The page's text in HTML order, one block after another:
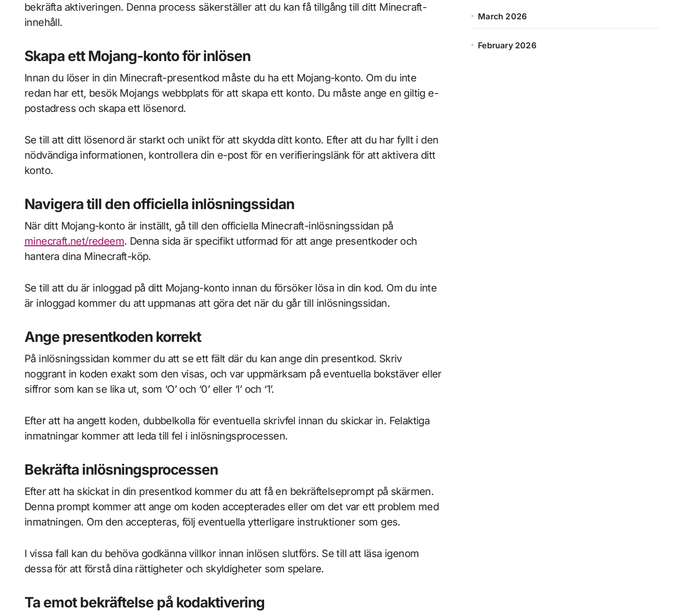
bekräfta aktiveringen. Denna process säkerställer att du kan få tillgång till ditt Minecraft-
innehåll.
Skapa ett Mojang-konto för inlösen
Innan du löser in din Minecraft-presentkod måste du ha ett Mojang-konto. Om du inte
redan har ett, besök Mojangs webbplats för att skapa ett konto. Du måste ange en giltig e-
postadress och skapa ett lösenord.
Se till att ditt lösenord är starkt och unikt för att skydda ditt konto. Efter att du har fyllt i den
nödvändiga informationen, kontrollera din e-post för en verifieringslänk för att aktivera ditt
konto.
Navigera till den officiella inlösningssidan
När ditt Mojang-konto är inställt, gå till den officiella Minecraft-inlösningssidan på
minecraft.net/redeem. Denna sida är specifikt utformad för att ange presentkoder och
hantera dina Minecraft-köp.
Se till att du är inloggad på ditt Mojang-konto innan du försöker lösa in din kod. Om du inte
är inloggad kommer du att uppmanas att göra det när du går till inlösningssidan.
Ange presentkoden korrekt
På inlösningssidan kommer du att se ett fält där du kan ange din presentkod. Skriv
noggrant in koden exakt som den visas, och var uppmärksam på eventuella bokstäver eller
siffror som kan se lika ut, som ‘O’ och ‘0’ eller ‘I’ och ‘1’.
Efter att ha angett koden, dubbelkolla för eventuella skrivfel innan du skickar in. Felaktiga
inmatningar kommer att leda till fel i inlösningsprocessen.
Bekräfta inlösningsprocessen
Efter att ha skickat in din presentkod kommer du att få en bekräftelseprompt på skärmen.
Denna prompt kommer att ange om koden accepterades eller om det var ett problem med
inmatningen. Om den accepteras, följ eventuella ytterligare instruktioner som ges.
I vissa fall kan du behöva godkänna villkor innan inlösen slutförs. Se till att läsa igenom
dessa för att förstå dina rättigheter och skyldigheter som spelare.
Ta emot bekräftelse på kodaktivering
March 2026
February 2026